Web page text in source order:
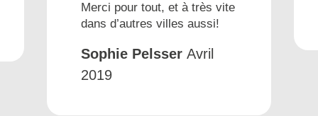
Merci pour tout, et à très vite
dans d’autres villes aussi!
Sophie Pelsser Avril
2019